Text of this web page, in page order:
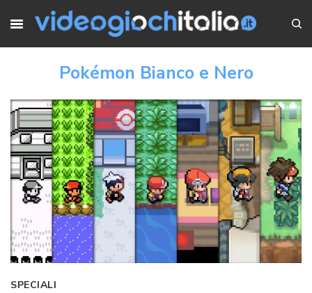
Pokémon Bianco e Nero
SPECIALI